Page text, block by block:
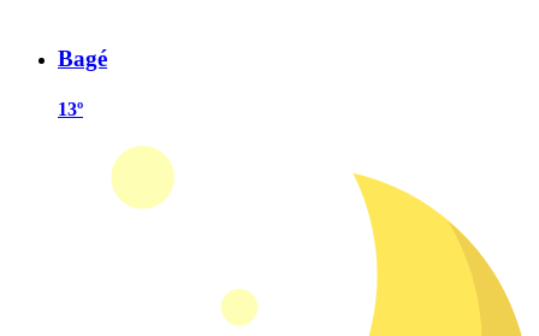
Bagé
13º